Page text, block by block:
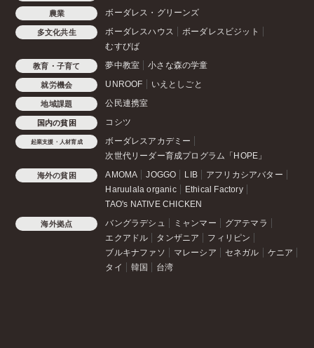
農業 ボーダレス・グリーンズ
多文化共生 ボーダレスハウス
ボーダレスビジット
むすびば
教育・子育て 夢中教室 小さな森の学童
就労機会 UNROOF いえとしごと
地域課題 公民連携室
国内の貧困 コシツ
起業支援・人材育成
ボーダレスアカデミー
次世代リーダー育成プログラム「HOPE」
海外の貧困 AMOMA JOGGO LIB
アフリカシアバター
Haruulala organic
Ethical Factory
TAO's NATIVE CHICKEN
海外拠点 バングラデシュ ミャンマー
グアテマラ
エクアドル
タンザニア
フィリピン
ブルキナファソ
マレーシア セネガル
ケニア
タイ
韓国 台湾